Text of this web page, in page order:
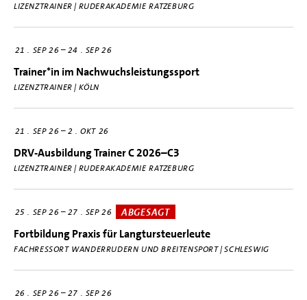
LIZENZTRAINER | RUDERAKADEMIE RATZEBURG
21 SEP 26–24 SEP 26
Trainer*in im Nachwuchsleistungssport
LIZENZTRAINER | KÖLN
21 SEP 26–2 OKT 26
DRV-Ausbildung Trainer C 2026–C3
LIZENZTRAINER | RUDERAKADEMIE RATZEBURG
25 SEP 26–27 SEP 26 ABGESAGT
Fortbildung Praxis für Langtursteuerleute
FACHRESSORT WANDERRUDERN UND BREITENSPORT | SCHLESWIG
26 SEP 26–27 SEP 26